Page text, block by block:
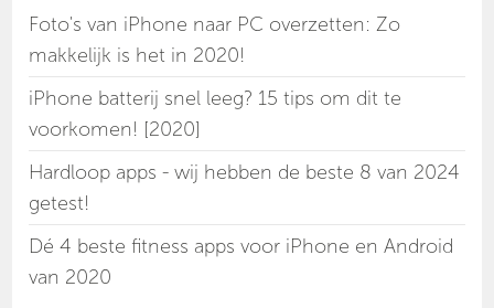
Foto's van iPhone naar PC overzetten: Zo
makkelijk is het in 2020!
iPhone batterij snel leeg? 15 tips om dit te
voorkomen! [2020]
Hardloop apps - wij hebben de beste 8 van 2024
getest!
Dé 4 beste fitness apps voor iPhone en Android
van 2020